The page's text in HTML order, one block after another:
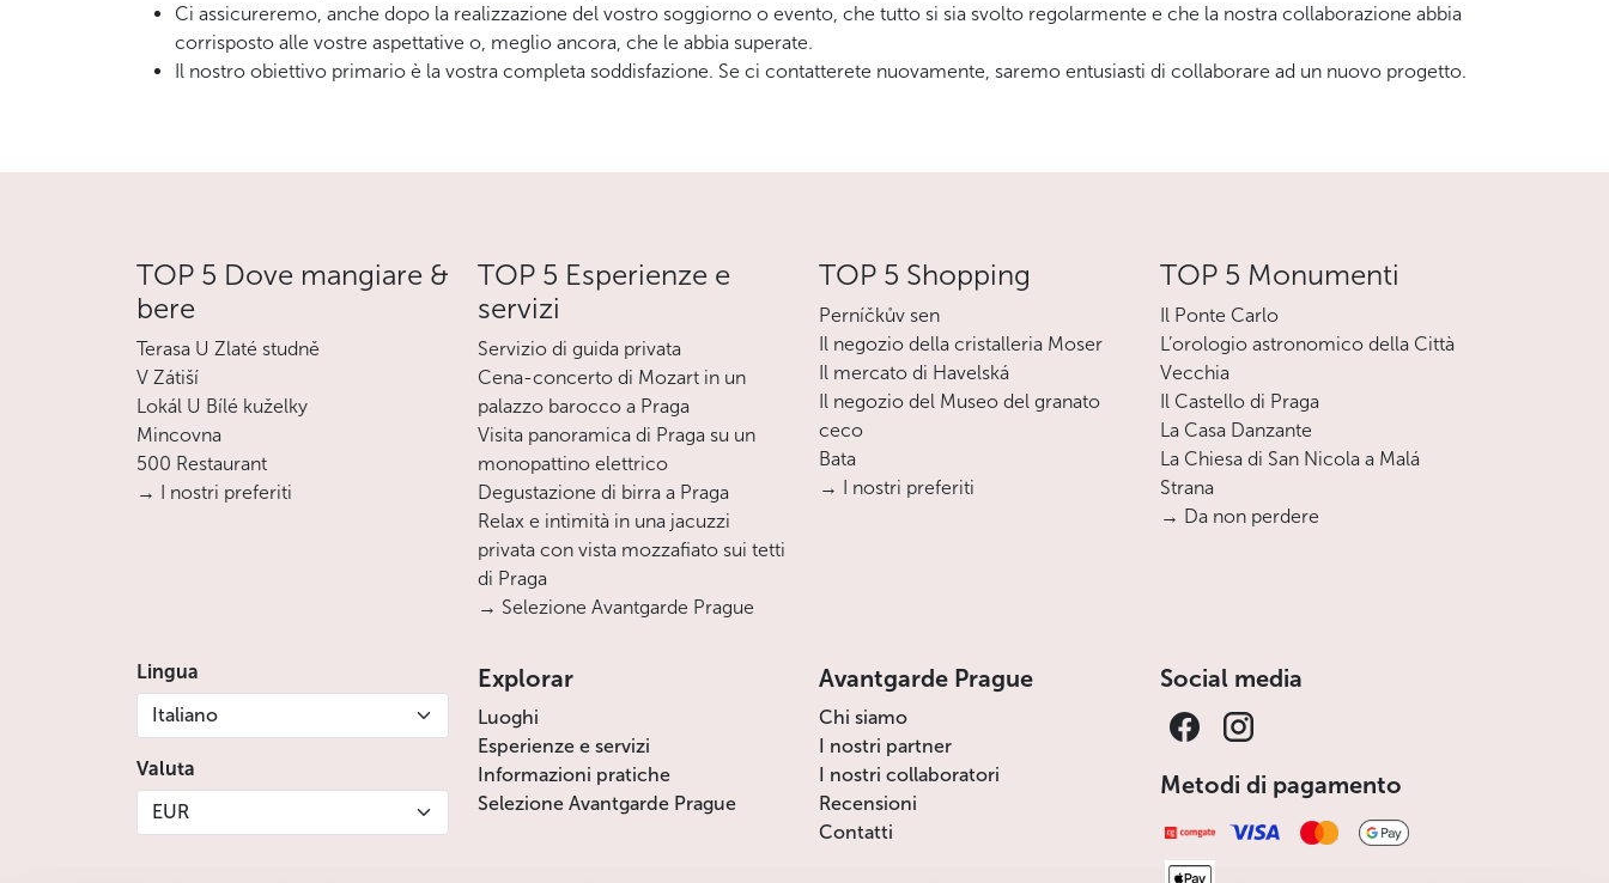
Ci assicureremo, anche dopo la realizzazione del vostro soggiorno o evento, che tutto si sia svolto regolarmente e che la nostra collaborazione abbia
corrisposto alle vostre aspettative o, meglio ancora, che le abbia superate.
Il nostro obiettivo primario è la vostra completa soddisfazione. Se ci contatterete nuovamente, saremo entusiasti di collaborare ad un nuovo progetto.
TOP 5 Dove mangiare &
bere
Terasa U Zlaté studně
V Zátiší
Lokál U Bílé kuželky
Mincovna
500 Restaurant
→ I nostri preferiti
TOP 5 Esperienze e
servizi
Servizio di guida privata
Cena-concerto di Mozart in un
palazzo barocco a Praga
Visita panoramica di Praga su un
monopattino elettrico
Degustazione di birra a Praga
Relax e intimità in una jacuzzi
privata con vista mozzafiato sui tetti
di Praga
→ Selezione Avantgarde Prague
TOP 5 Shopping
Perníčkův sen
Il negozio della cristalleria Moser
Il mercato di Havelská
Il negozio del Museo del granato
ceco
Bata
→ I nostri preferiti
TOP 5 Monumenti
Il Ponte Carlo
L’orologio astronomico della Città
Vecchia
Il Castello di Praga
La Casa Danzante
La Chiesa di San Nicola a Malá
Strana
→ Da non perdere
Lingua
Italiano
Valuta
EUR
Explorar
Luoghi
Esperienze e servizi
Informazioni pratiche
Selezione Avantgarde Prague
Avantgarde Prague
Chi siamo
I nostri partner
I nostri collaboratori
Recensioni
Contatti
Social media
Metodi di pagamento